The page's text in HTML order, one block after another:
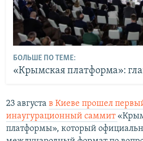
БОЛЬШЕ ПО ТЕМЕ:
«Крымская платформа»:
23 августа в Киеве прошел
инаугурационный саммит
платформы», который